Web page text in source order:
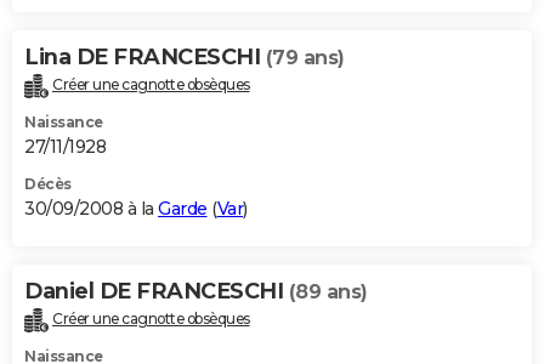
Lina DE FRANCESCHI (79 ans)
Créer une cagnotte obsèques
Naissance
27/11/1928
Décès
30/09/2008 à la Garde (Var)
Daniel DE FRANCESCHI (89 ans)
Créer une cagnotte obsèques
Naissance